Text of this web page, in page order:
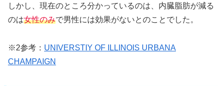
しかし、現在のところ分かっているのは、内臓脂肪が減る
のは女性のみで男性には効果がないとのことでした。
※2参考： UNIVERSTIY OF ILLINOIS URBANA
CHAMPAIGN